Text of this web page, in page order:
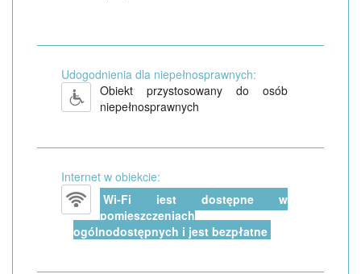
Udogodnienia dla niepełnosprawnych:
Obiekt przystosowany do osób
niepełnosprawnych
Internet w obiekcie:
Wi-Fi jest dostępne w
pomieszczeniach
ogólnodostępnych i jest bezpłatne